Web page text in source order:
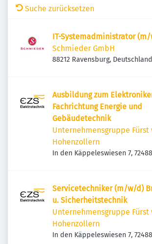
Suche zurücksetzen
IT-Systemadministrator
Schmieder GmbH
88212 Ravensburg, Deutschland
Ausbildung zum
Fachrichtung Energie und
Gebäudetechnik
Unternehmensgruppe Fürst
Hohenzollern
In den Käppeleswiesen 7,
Servicetechniker (m/w/d)
u. Sicherheitstechnik
Unternehmensgruppe Fürst
Hohenzollern
In den Käppeleswiesen 7,